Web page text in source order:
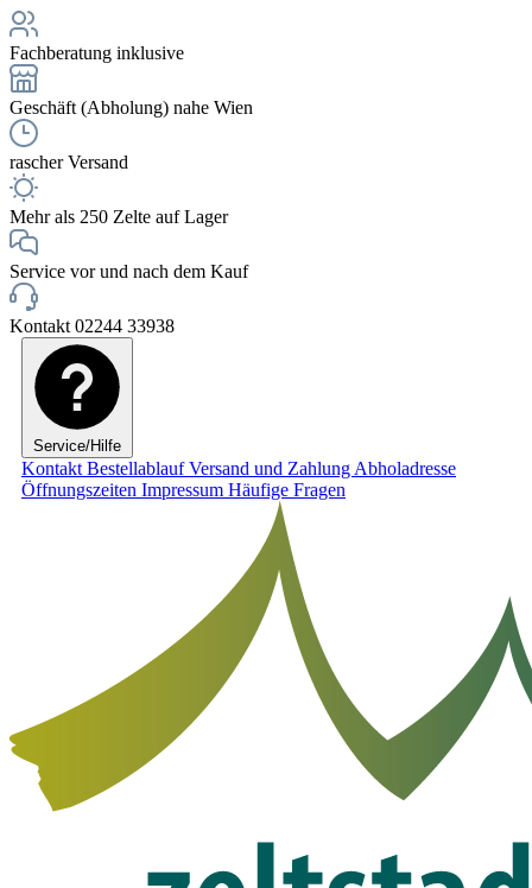
Fachberatung inklusive
Geschäft (Abholung) nahe Wien
rascher Versand
Mehr als 250 Zelte auf Lager
Service vor und nach dem Kauf
Kontakt 02244 33938
Service/Hilfe
Kontakt BestellablaufVersand und Zahlung Abholadresse
Öffnungszeiten Impressum Häufige Fragen